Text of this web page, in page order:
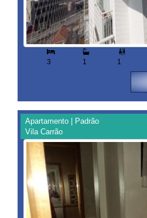
3 1

1
Apartamento | Padrão
Vila Carrão